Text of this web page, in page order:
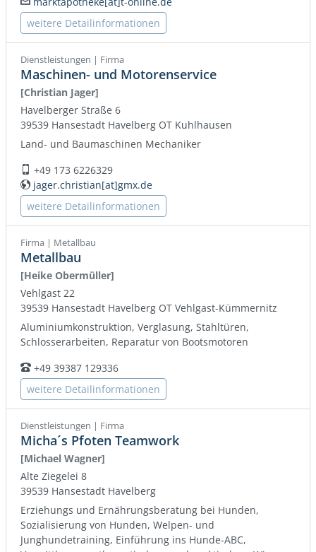
weitere Detailinformationen
Dienstleistungen | Firma
Maschinen- und Motorenservice
[Christian Jager]
Havelberger Straße 6
39539 Hansestadt Havelberg OT Kuhlhausen
Land- und Baumaschinen Mechaniker
Mobil:
+49 173 6226329
WWW:
jager.christian[at]gmx.de
weitere Detailinformationen
Firma | Metallbau
Metallbau
[Heike Obermüller]
Vehlgast 22
39539 Hansestadt Havelberg OT Vehlgast-Kümmernitz
Aluminiumkonstruktion, Verglasung, Stahltüren,
Schlosserarbeiten, Reparatur von Bootsmotoren
Telefon:
+49 39387 129336
weitere Detailinformationen
Dienstleistungen | Firma
Micha´s Pfoten Teamwork
[Michael Wagner]
Alte Ziegelei 8
39539 Hansestadt Havelberg
Erziehungs und Ernährungsberatung bei Hunden,
Sozialisierung von Hunden, Welpen- und
Junghundetraining, Einführung ins Hunde-ABC,